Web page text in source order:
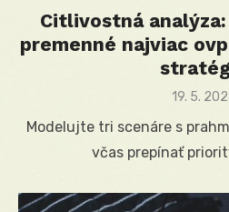
Citlivostná
premenné najviac
Posted
19. 5.
Modelujte tri scenáre s
včas prepínať